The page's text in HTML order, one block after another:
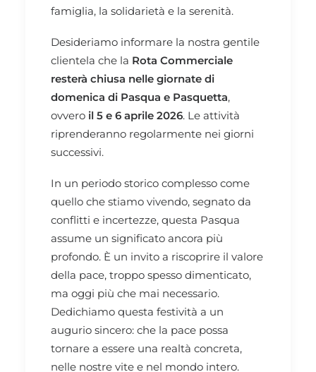
famiglia, la solidarietà e la serenità.
Desideriamo informare la nostra gentile
clientela che la Rota Commerciale
resterà chiusa nelle giornate di
domenica di Pasqua e Pasquetta,
ovvero il 5 e 6 aprile 2026. Le attività
riprenderanno regolarmente nei giorni
successivi.
In un periodo storico complesso come
quello che stiamo vivendo, segnato da
conflitti e incertezze, questa Pasqua
assume un significato ancora più
profondo. È un invito a riscoprire il valore
della pace, troppo spesso dimenticato,
ma oggi più che mai necessario.
Dedichiamo questa festività a un
augurio sincero: che la pace possa
tornare a essere una realtà concreta,
nelle nostre vite e nel mondo intero.